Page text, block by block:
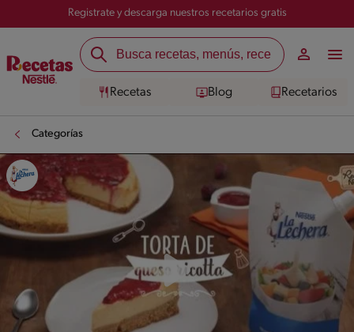
Registrate y descarga nuestros recetarios gratis
Recetas Blog Recetarios
Categorías